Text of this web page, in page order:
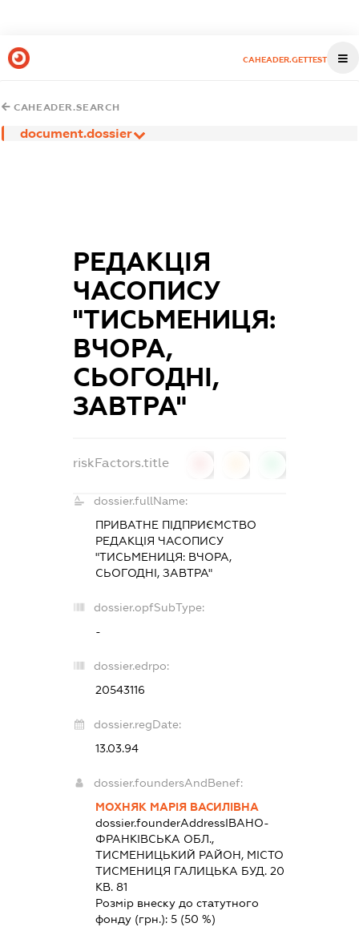
CAHEADER.GETTEST
CAHEADER.SEARCH
document.dossier
РЕДАКЦІЯ
ЧАСОПИСУ
"ТИСЬМЕНИЦЯ:
ВЧОРА,
СЬОГОДНІ,
ЗАВТРА"
riskFactors.title
dossier.fullName:
ПРИВАТНЕ ПІДПРИЄМСТВО
РЕДАКЦІЯ ЧАСОПИСУ
"ТИСЬМЕНИЦЯ: ВЧОРА,
СЬОГОДНІ, ЗАВТРА"
dossier.opfSubType:
-
dossier.edrpo:
20543116
dossier.regDate:
13.03.94
dossier.foundersAndBenef:
МОХНЯК МАРІЯ ВАСИЛІВНА
dossier.founderAddressІВАНО-
ФРАНКІВСЬКА ОБЛ.,
ТИСМЕНИЦЬКИЙ РАЙОН, МІСТО
ТИСМЕНИЦЯ ГАЛИЦЬКА БУД. 20
КВ. 81
Розмір внеску до статутного
фонду (грн.):5 (50 %)